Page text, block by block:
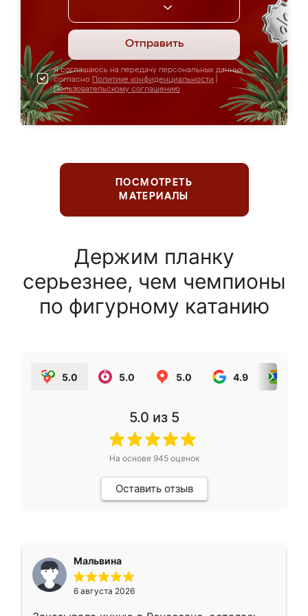
Отправить
Я соглашаюсь на передачу персональных данных
согласно Политике конфиденциальности
Пользовательскому соглашению
ПОСМОТРЕТЬ
МАТЕРИАЛЫ
Держим планку
серьезнее, чем чемпионы
по фигурному катанию
5.0 5.0 5.0 4.9
5.0 из 5
На основе 945оценок
Оставить отзыв
Мальвина
6 августа 2026